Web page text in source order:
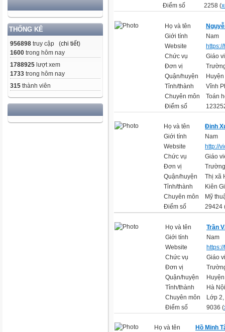
THỐNG KÊ
956898 truy cập (chi tiết)
1600 trong hôm nay
1788925 lượt xem
1733 trong hôm nay
315 thành viên
Điểm số
2258 (
Họ và tên
Giới tính
Nam
Website
Chức vụ
Giáo
Đơn vị
Quận/huyện
Tỉnh/thành
Vĩnh
Chuyên môn
Toán
Điểm số
Họ và tên
Đinh
Giới tính
Nam
Website
http://
Chức vụ
Giáo
Đơn vị
Quận/huyện
Thị xã
Tỉnh/thành
Kiên
Chuyên môn
Mỹ
Điểm số
29424
Họ và tên
Trần
Giới tính
Nam
Website
Chức vụ
Giáo
Đơn vị
Quận/huyện
Tỉnh/thành
Hà Nội
Chuyên môn
Lớp
Điểm số
9036 (
Họ và tên
Hồ Minh